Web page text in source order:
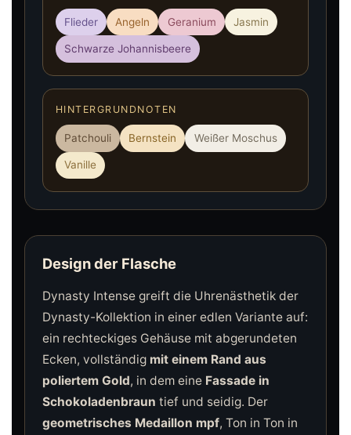
Flieder Angeln Geranium Jasmin
Schwarze Johannisbeere
HINTERGRUNDNOTEN
Patchouli Bernstein Weißer Moschus
Vanille
Design der Flasche
Dynasty Intense greift die Uhrenästhetik der
Dynasty-Kollektion in einer edlen Variante auf:
ein rechteckiges Gehäuse mit abgerundeten
Ecken, vollständig mit einem Rand aus
poliertem Gold, in dem eine Fassade in
Schokoladenbraun tief und seidig. Der
geometrisches Medaillon mpf, Ton in Ton in